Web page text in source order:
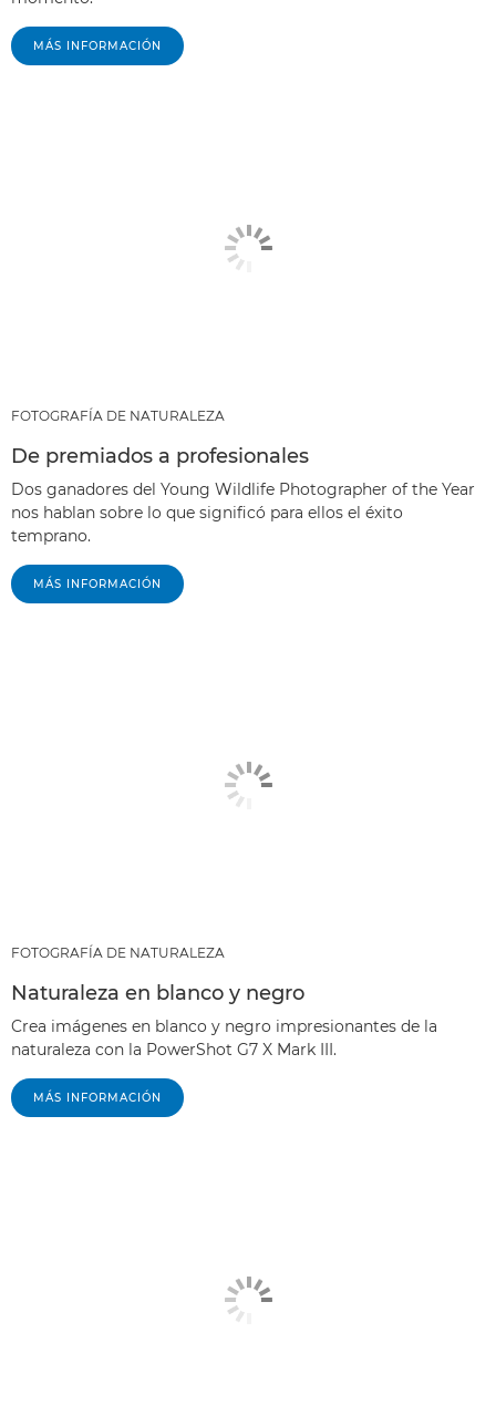
MÁS INFORMACIÓN
FOTOGRAFÍA DE NATURALEZA
De premiados a profesionales
Dos ganadores del Young Wildlife Photographer of the Year
nos hablan sobre lo que significó para ellos el éxito
temprano.
MÁS INFORMACIÓN
FOTOGRAFÍA DE NATURALEZA
Naturaleza en blanco y negro
Crea imágenes en blanco y negro impresionantes de la
naturaleza con la PowerShot G7 X Mark III.
MÁS INFORMACIÓN